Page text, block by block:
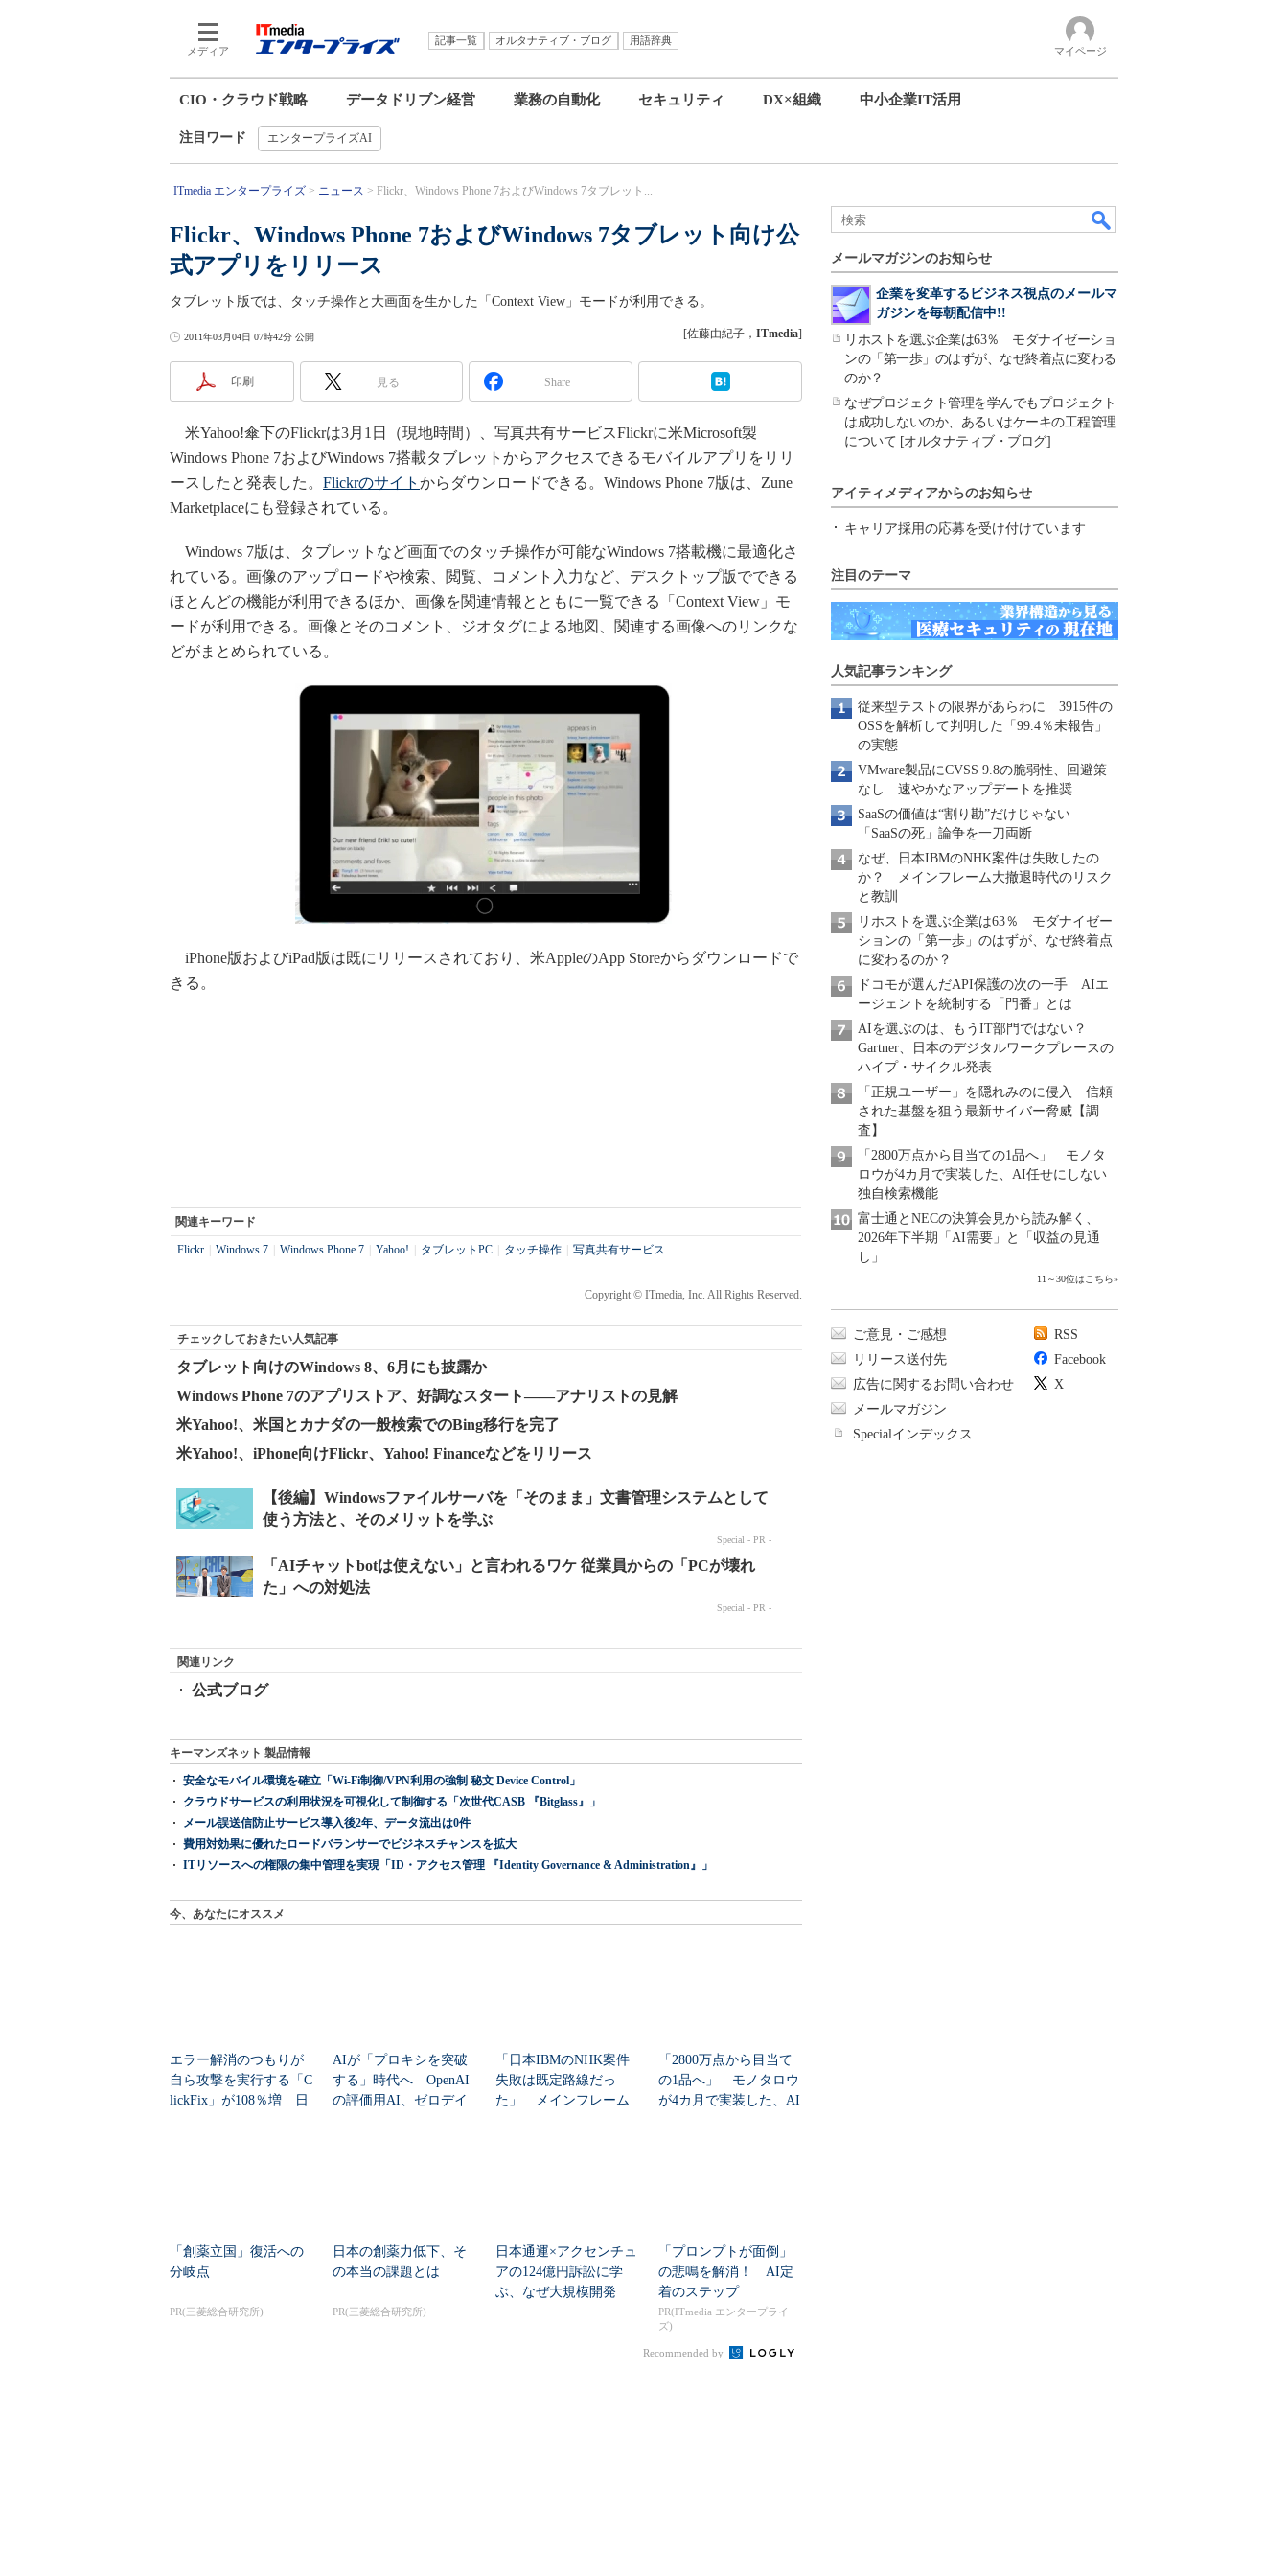
メディア
記事一覧 オルタナティブ・ブログ
用語辞典
マイページ
CIO・クラウド戦略 データドリブン経営 業務の自動化 セキュリティ DX×組織 中小企業IT活用
注目ワード エンタープライズAI
ITmedia エンタープライズ ニュース Flickr、Windows Phone 7およびWindows 7タブレット...
Flickr、Windows Phone 7およびWindows 7タブレット向け公
式アプリをリリース
タブレット版では、タッチ操作と大画面を生かした「Context View」モードが利用できる。
2011年03月04日 07時42分 公開 [佐藤由紀子， ITmedia]
印刷 見る Share
米Yahoo!傘下のFlickrは3月1日（現地時間）、写真共有サービスFlickrに米Microsoft製
Windows Phone 7およびWindows 7搭載タブレットからアクセスできるモバイルアプリをリリ
ースしたと発表した。 Flickrのサイト からダウンロードできる。Windows Phone 7版は、Zune
Marketplaceにも登録されている。
Windows 7版は、タブレットなど画面でのタッチ操作が可能なWindows 7搭載機に最適化さ
れている。画像のアップロードや検索、閲覧、コメント入力など、デスクトップ版でできる
ほとんどの機能が利用できるほか、画像を関連情報とともに一覧できる「Context View」モ
ードが利用できる。画像とそのコメント、ジオタグによる地図、関連する画像へのリンクな
どがまとめられている。
iPhone版およびiPad版は既にリリースされており、米AppleのApp Storeからダウンロードで
きる。
関連キーワード
Flickr Windows 7 Windows Phone 7 Yahoo! タブレットPC タッチ操作 写真共有サービス
Copyright © ITmedia, Inc. All Rights Reserved.
チェックしておきたい人気記事
タブレット向けのWindows 8、6月にも披露か
Windows Phone 7のアプリストア、好調なスタート――アナリストの見解
米Yahoo!、米国とカナダの一般検索でのBing移行を完了
米Yahoo!、iPhone向けFlickr、Yahoo! Financeなどをリリース
関連リンク
公式ブログ
キーマンズネット 製品情報
安全なモバイル環境を確立「Wi-Fi制御/VPN利用の強制 秘文 Device Control」
クラウドサービスの利用状況を可視化して制御する「次世代CASB 『Bitglass』」
メール誤送信防止サービス導入後2年、データ流出は0件
費用対効果に優れたロードバランサーでビジネスチャンスを拡大
ITリソースへの権限の集中管理を実現「ID・アクセス管理 『Identity Governance & Administration』」
今、あなたにオススメ
エラー解消のつもりが
自ら攻撃を実行する「C
lickFix」が108％増 日
AIが「プロキシを突破
する」時代へ OpenAI
の評価用AI、ゼロデイ
「日本IBMのNHK案件
失敗は既定路線だっ
た」 メインフレーム
「2800万点から目当て
の1品へ」 モノタロウ
が4カ月で実装した、AI
「創薬立国」復活への
分岐点
PR(三菱総合研究所)
日本の創薬力低下、そ
の本当の課題とは
PR(三菱総合研究所)
日本通運×アクセンチュ
アの124億円訴訟に学
ぶ、なぜ大規模開発
「プロンプトが面倒」
の悲鳴を解消！ AI定
着のステップ
PR(ITmedia エンタープライ
ズ)
Recommended by
メールマガジンのお知らせ
企業を変革するビジネス視点のメールマ
ガジンを毎朝配信中!!
リホストを選ぶ企業は63％ モダナイゼーショ
ンの「第一歩」のはずが、なぜ終着点に変わる
のか？
なぜプロジェクト管理を学んでもプロジェクト
は成功しないのか、あるいはケーキの工程管理
について [オルタナティブ・ブログ]
アイティメディアからのお知らせ
キャリア採用の応募を受け付けています
注目のテーマ
人気記事ランキング
従来型テストの限界があらわに 3915件の
OSSを解析して判明した「99.4％未報告」
の実態
VMware製品にCVSS 9.8の脆弱性、回避策
なし 速やかなアップデートを推奨
SaaSの価値は“割り勘”だけじゃない
「SaaSの死」論争を一刀両断
なぜ、日本IBMのNHK案件は失敗したの
か？ メインフレーム大撤退時代のリスク
と教訓
リホストを選ぶ企業は63％ モダナイゼー
ションの「第一歩」のはずが、なぜ終着点
に変わるのか？
ドコモが選んだAPI保護の次の一手 AIエ
ージェントを統制する「門番」とは
AIを選ぶのは、もうIT部門ではない？
Gartner、日本のデジタルワークプレースの
ハイプ・サイクル発表
「正規ユーザー」を隠れみのに侵入 信頼
された基盤を狙う最新サイバー脅威【調
査】
「2800万点から目当ての1品へ」 モノタ
ロウが4カ月で実装した、AI任せにしない
独自検索機能
富士通とNECの決算会見から読み解く、
2026年下半期「AI需要」と「収益の見通
し」
11～30位はこちら»
ご意見・ご感想
リリース送付先
広告に関するお問い合わせ
メールマガジン
Specialインデックス
RSS
Facebook
X